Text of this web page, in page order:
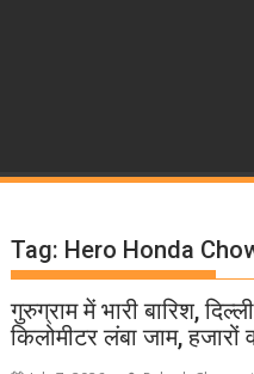
Tag: Hero Honda
गुरुग्राम में भारी बारिश,
किलोमीटर लंबा जाम,